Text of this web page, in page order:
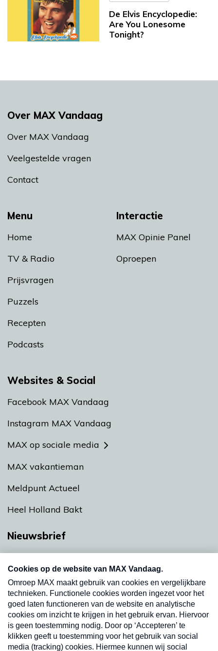
De Elvis Encyclopedie:
Are You Lonesome
Tonight?
Menu
Home
TV & Radio
Prijsvragen
Puzzels
Recepten
Podcasts
Interactie
MAX Opinie Panel
Oproepen
Over MAX Vandaag
Over MAX Vandaag
Veelgestelde vragen
Contact
Websites & Social
Facebook MAX Vandaag
Instagram MAX Vandaag
MAX op sociale media
MAX vakantieman
Meldpunt Actueel
Heel Holland Bakt
Nieuwsbrief
nieuwsbrief. Elke vrijdag- en dinsdagochtend in
uw mailbox.
Verzend